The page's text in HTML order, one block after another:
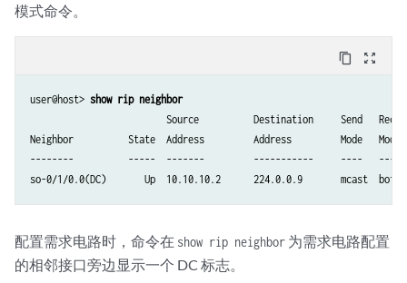
模式命令。
content_copy zoom_out_map
user@host> show rip neighbor
Source          Destination     Send
Neighbor          State  Address         Address         Mode   Mode
--------          -----  -------         -----------     ----
配置需求电路时，命令在 show rip neighbor 为需求电路配置
的相邻接口旁边显示一个 DC 标志。